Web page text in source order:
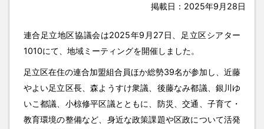
掲載日：2025年9月28日
連合足立地区協議会は2025年9月27日、足立区シアター
1010にて、地域ミーティングを開催しました。
足立区在住の連合加盟組合員ほか総勢39名が参加し、近藤
やよい足立区長、森ようすけ衆議、後藤なみ都議、銀川ゆ
いこ都議、小椋修平区議とともに、防災、交通、子育て・
教育環境の整備など、身近な政策課題や区政について活発